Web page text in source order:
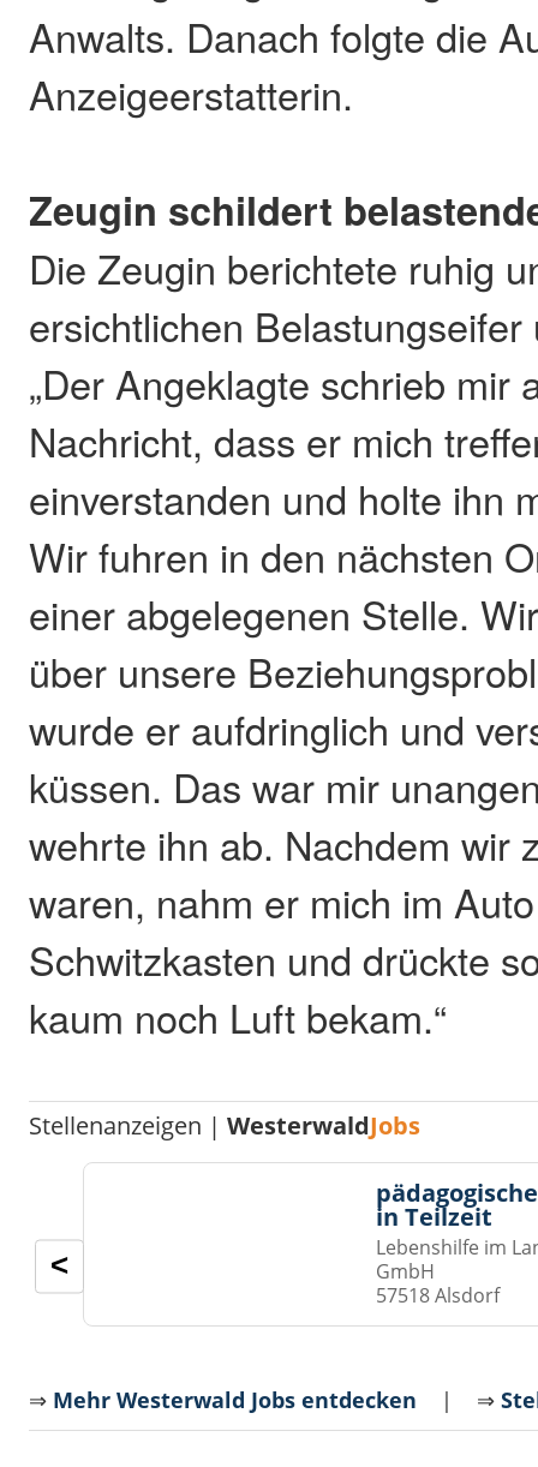
Anwalts. Danach folgte die
Anzeigeerstatterin.
Zeugin schildert
Die Zeugin berichtete ruhig
ersichtlichen
„Der Angeklagte schrieb mir
Nachricht, dass er mich
einverstanden und holte ihn
Wir fuhren in den nächsten
einer abgelegenen Stelle.
über unsere
wurde er aufdringlich und
küssen. Das war mir
wehrte ihn ab. Nachdem wir
waren, nahm er mich im
Schwitzkasten und drückte
kaum noch Luft bekam.“
Stellenanzeigen |WesterwaldJobs
in Teilzeit
Lebenshilfe im
GmbH
57518 Alsdorf
<
⇒ Mehr Westerwald Jobs entdecken | ⇒